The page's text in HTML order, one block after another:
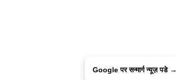
Google पर सन्मार्ग न्यूज़ पडे →